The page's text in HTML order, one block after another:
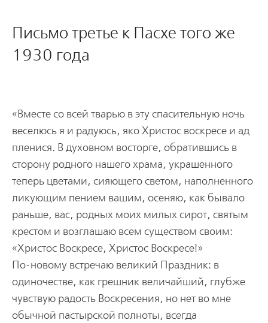
Письмо третье к Пасхе того же
1930 года
«Вместе со всей тварью в эту спасительную ночь
веселюсь я и радуюсь, яко Христос воскресе и ад
пленися. В духовном восторге, обратившись в
сторону родного нашего храма, украшенного
теперь цветами, сияющего светом, наполненного
ликующим пением вашим, осеняю, как бывало
раньше, вас, родных моих милых сирот, святым
крестом и возглашаю всем существом своим:
«Христос Воскресе, Христос Воскресе!»
По-новому встречаю великий Праздник: в
одиночестве, как грешник величайший, глубже
чувствую радость Воскресения, но нет во мне
обычной пастырской полноты, всегда